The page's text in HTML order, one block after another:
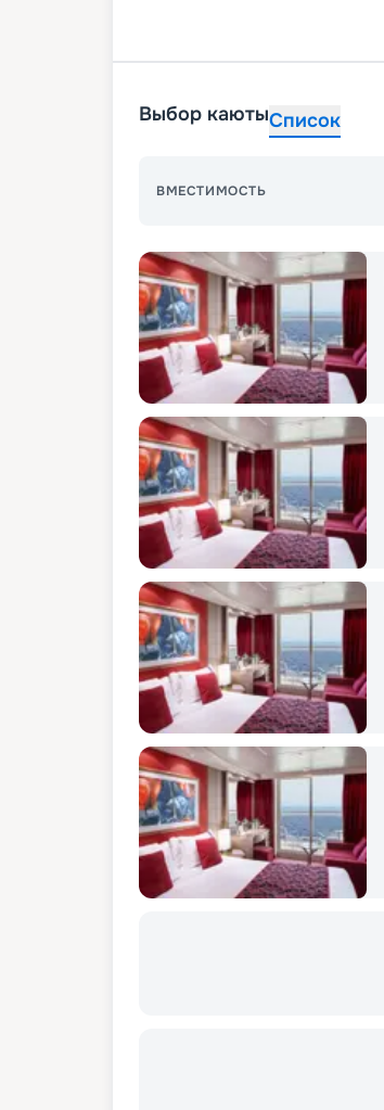
Выбор каютыСписок
ВМЕСТИМОСТЬ